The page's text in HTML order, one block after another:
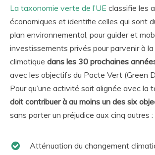
La taxonomie verte de l’UE classifie les
économiques et identifie celles qui sont
plan environnemental, pour guider et
investissements privés pour parvenir à
climatique dans les 30 prochaines
avec les objectifs du Pacte Vert (Green
Pour qu’une activité soit alignée avec la
doit contribuer à au moins un des six
sans porter un préjudice aux cinq autres :
Atténuation du changement